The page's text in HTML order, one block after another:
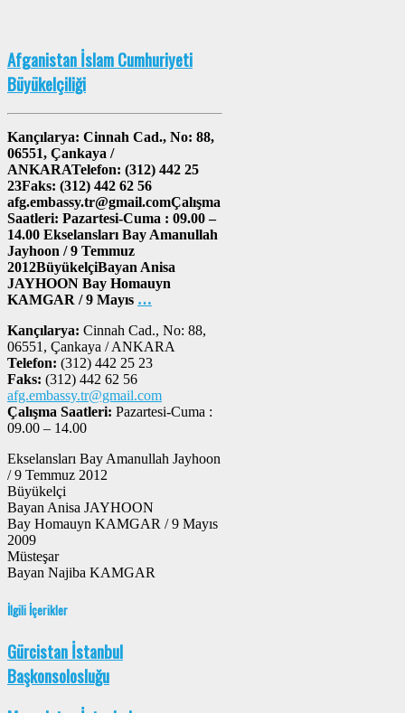
Afganistan İslam Cumhuriyeti
Büyükelçiliği
Kançılarya: Cinnah Cad., No: 88,
06551, Çankaya /
ANKARATelefon: (312) 442 25
23Faks: (312) 442 62 56
afg.embassy.tr@gmail.comÇalışma
Saatleri: Pazartesi-Cuma : 09.00 –
14.00 Ekselansları Bay Amanullah
Jayhoon / 9 Temmuz
2012BüyükelçiBayan Anisa
JAYHOON Bay Homauyn
KAMGAR / 9 Mayıs …
Kançılarya: Cinnah Cad., No: 88,
06551, Çankaya / ANKARA
Telefon: (312) 442 25 23
Faks: (312) 442 62 56
afg.embassy.tr@gmail.com
Çalışma Saatleri: Pazartesi-Cuma :
09.00 – 14.00
Ekselansları Bay Amanullah Jayhoon
/ 9 Temmuz 2012
Büyükelçi
Bayan Anisa JAYHOON
Bay Homauyn KAMGAR / 9 Mayıs
2009
Müsteşar
Bayan Najiba KAMGAR
İlgili İçerikler
Gürcistan İstanbul
Başkonsolosluğu